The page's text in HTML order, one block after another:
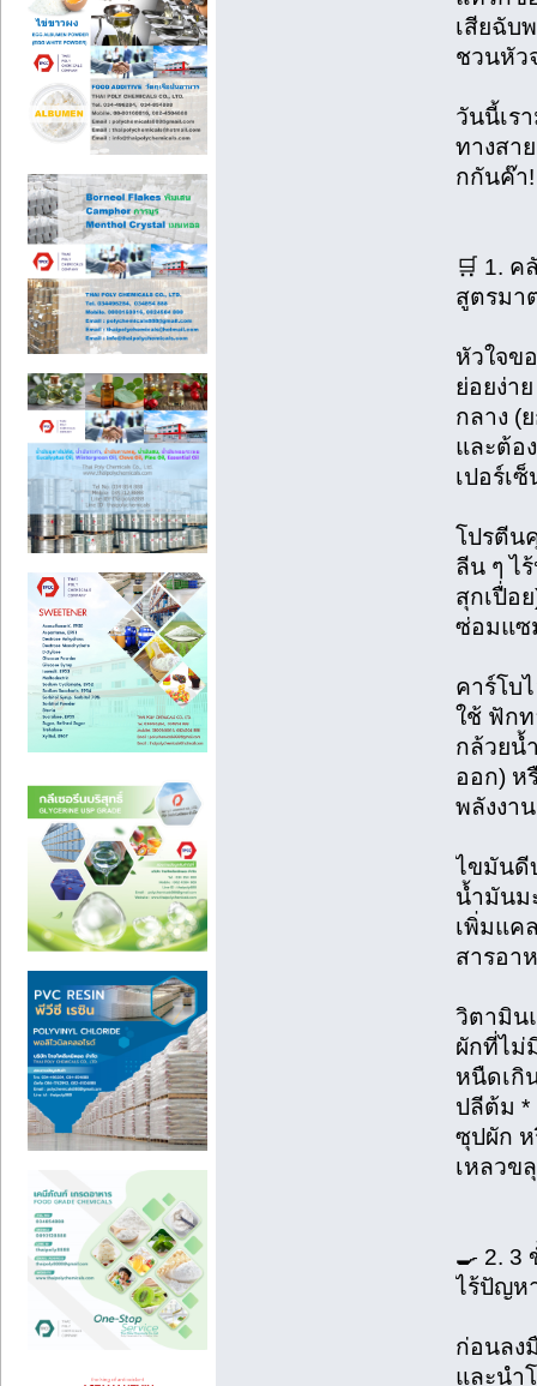
เสียฉับ
ชวนหัว
วันนี้เร
ทางสา
กกันค๊า!
🛒 1.
สูตรมา
หัวใจข
ย่อยง่า
กลาง (
และต้อ
เปอร์เ
โปรตีน
ลีน ๆ ไ
สุกเปื่อ
ซ่อมแซ
คาร์โบ
ใช้ ฟัก
กล้วยน้
ออก) ห
พลังงา
ไขมันดี
น้ำมันม
เพิ่มแค
สารอา
วิตามิน
ผักที่ไม่
หนืดเกิ
ปลีต้ม *
ซุปผัก
เหลวข
🍳 2. 3
ไร้ปัญห
ก่อนลง
และนำ